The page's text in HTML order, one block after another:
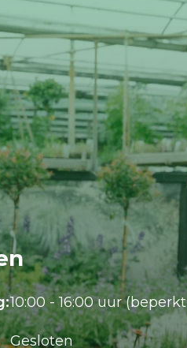
10:00 - 16:00 uur (beperkt
Gesloten